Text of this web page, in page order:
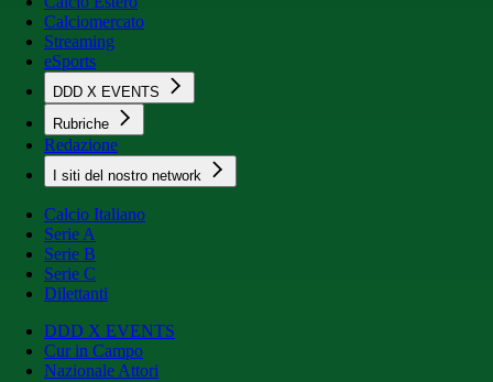
Calciomercato
Streaming
eSports
DDD X EVENTS
Rubriche
Redazione
I siti del nostro network
Calcio Italiano
Serie A
Serie B
Serie C
Dilettanti
DDD X EVENTS
Cur in Campo
Nazionale Attori